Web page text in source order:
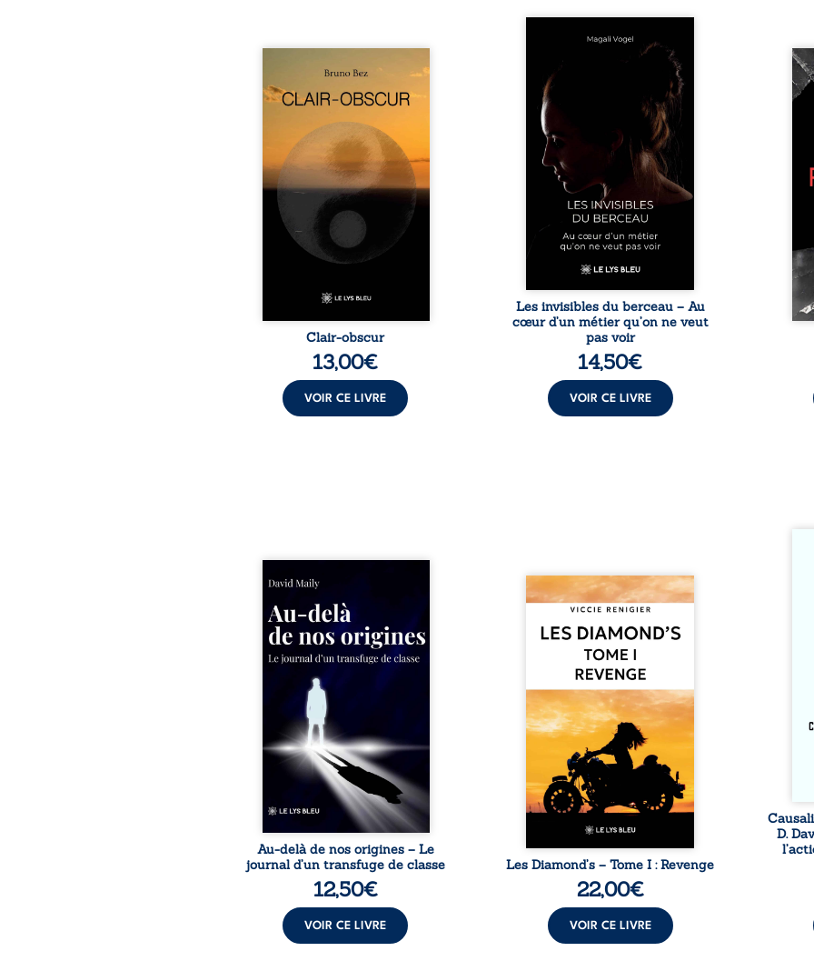
Composé en alexandrins, Clair-
obscur aborde la spiritualité,
les relations humaines, la
partir d’expériences
personnelles. Entre clarté et
obscurité, les poèmes
traduisent les observations et
les ressentis façonnés au fil
d’une vie. Ils portent un regard
sensible sur l’existence et le
monde contemporain, invitant
chacun à questionner ses ...
Clair-obscur
13,00€
VOIR CE LIVRE
Qui prend soin de celles et
ceux auxquels nous confions
nos enfants ? Derrière la
douceur apparente des
maisons d’accueil se joue une
réalité que nul ne soupçonne :
rémunérations dérisoires,
solitude, épuisement,
responsabilités écrasantes… À
travers des témoignages
saisissants et sa propre
expérience, Magali Vogel lève
le voile sur les coulisses d’une ...
Les invisibles du berceau – Au
cœur d’un métier qu’on ne veut
pas voir
14,50€
VOIR CE LIVRE
ce
être
une
Né dans un milieu populaire où
la violence et les fractures
familiales tenaient lieu de
destin, David a choisi la
rupture. Très tôt, l’école et les
livres deviennent ses armes de
ascension sociale. S’arracher à
ses racines exige pourtant un
prix invisible. Pris entre deux
mondes, l’homme réalise que
les succès professionnels ne
guérissent ni ...
Au-delà de nos origines – Le
journal d’un transfuge de classe
12,50€
VOIR CE LIVRE
Revenge est à la tête des
Diamond’s, un clan de motards
aussi réputé et respecté que
redouté dans tout le pays. Rien
ne la prédestinait à cette vie,
mais les épreuves ont forgé
une femme dure, inaccessible
et résolue à ne jamais dévoiler
ses faiblesses, jusqu’à ce que
le mystérieux Juan croise sa
route. Chef d’une famille de
Nomads, Juan porte lui aussi le
poids ...
Les Diamond’s – Tome I : Revenge
22,00€
VOIR CE LIVRE
si
cet
D.